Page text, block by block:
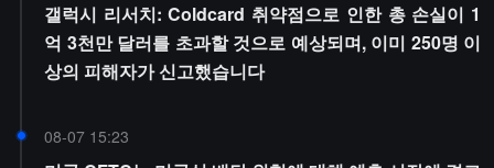
갤럭시 리서치: Coldcard 취약점으로 인한 총 손실이 1
억 3천만 달러를 초과할 것으로 예상되며, 이미 250명 이
상의 피해자가 신고했습니다
08-07 15:23